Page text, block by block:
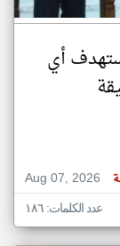
أي
Aug 07, 2026
عدد الكلمات: ١٨٦